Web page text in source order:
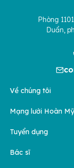
Phòng
Duẩn,
Về chúng tôi
Mạng lưới Hoàn Mỹ
Tuyển dụng
Bác sĩ